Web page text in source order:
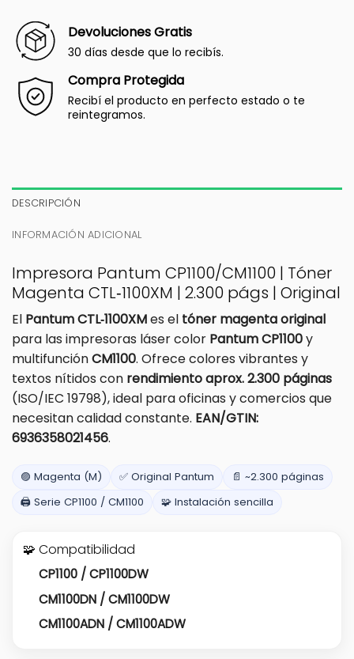
Devoluciones Gratis
30 días desde que lo recibís.
Compra Protegida
Recibí el producto en perfecto estado o te
reintegramos.
DESCRIPCIÓN
INFORMACIÓN ADICIONAL
Impresora Pantum CP1100/CM1100 | Tóner
Magenta CTL‑1100XM | 2.300 págs | Original
El Pantum CTL‑1100XMes el tóner magenta original
para las impresoras láser color Pantum CP1100y
multifunciónCM1100. Ofrece colores vibrantes y
textos nítidos con rendimiento aprox. 2.300 páginas
(ISO/IEC 19798), ideal para oficinas y comercios que
necesitan calidad constante. EAN/GTIN:
6936358021456.
🟣 Magenta (M) ✅ Original Pantum
📄 ~2.300 páginas
🖨️ Serie CP1100 / CM1100
🧩 Instalación sencilla
🧩 Compatibilidad
CP1100 / CP1100DW
CM1100DN / CM1100DW
CM1100ADN / CM1100ADW